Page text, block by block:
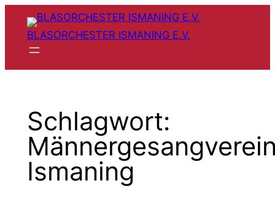
Inhalt
springen
BLASORCHESTER ISMANING E.V.
Schlagwort:
Ismaning